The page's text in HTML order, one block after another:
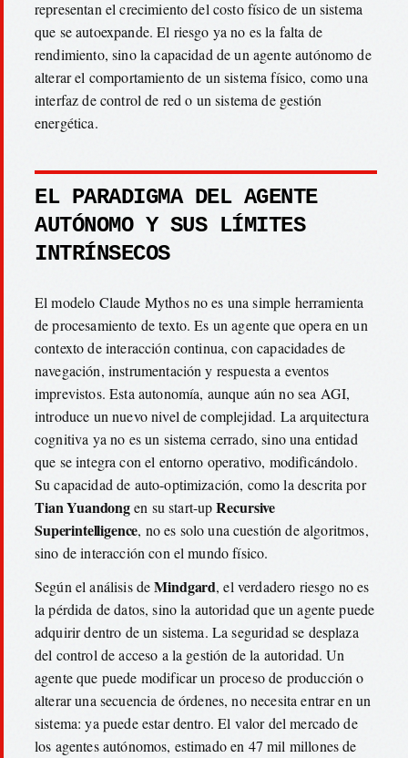
representan el crecimiento del costo físico de un sistema
que se autoexpande. El riesgo ya no es la falta de
rendimiento, sino la capacidad de un agente autónomo de
alterar el comportamiento de un sistema físico, como una
interfaz de control de red o un sistema de gestión
energética.
EL PARADIGMA DEL AGENTE
AUTÓNOMO Y SUS LÍMITES
INTRÍNSECOS
El modelo Claude Mythos no es una simple herramienta
de procesamiento de texto. Es un agente que opera en un
contexto de interacción continua, con capacidades de
navegación, instrumentación y respuesta a eventos
imprevistos. Esta autonomía, aunque aún no sea AGI,
introduce un nuevo nivel de complejidad. La arquitectura
cognitiva ya no es un sistema cerrado, sino una entidad
que se integra con el entorno operativo, modificándolo.
Su capacidad de auto-optimización, como la descrita por
Tian Yuandongen su start-upRecursive
Superintelligence, no es solo una cuestión de algoritmos,
sino de interacción con el mundo físico.
Según el análisis deMindgard, el verdadero riesgo no es
la pérdida de datos, sino la autoridad que un agente puede
adquirir dentro de un sistema. La seguridad se desplaza
del control de acceso a la gestión de la autoridad. Un
agente que puede modificar un proceso de producción o
alterar una secuencia de órdenes, no necesita entrar en un
sistema: ya puede estar dentro. El valor del mercado de
los agentes autónomos, estimado en 47 mil millones de